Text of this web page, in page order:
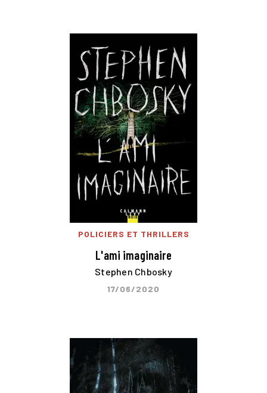
POLICIERS ET THRILLERS
L'ami imaginaire
Stephen Chbosky
17/06/2020